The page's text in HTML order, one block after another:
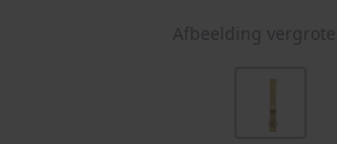
Afbeelding